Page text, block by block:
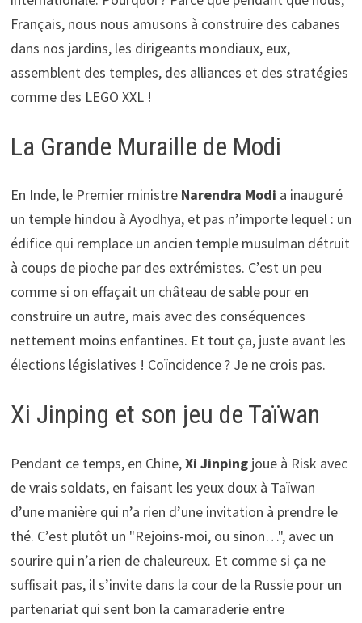
Français, nous nous amusons à construire des cabanes
dans nos jardins, les dirigeants mondiaux, eux,
assemblent des temples, des alliances et des stratégies
comme des LEGO XXL !
La Grande Muraille de Modi
En Inde, le Premier ministre Narendra Modi a inauguré
un temple hindou à Ayodhya, et pas n’importe lequel : un
édifice qui remplace un ancien temple musulman détruit
à coups de pioche par des extrémistes. C’est un peu
comme si on effaçait un château de sable pour en
construire un autre, mais avec des conséquences
nettement moins enfantines. Et tout ça, juste avant les
élections législatives ! Coïncidence ? Je ne crois pas.
Xi Jinping et son jeu de Taïwan
Pendant ce temps, en Chine,Xi Jinpingjoue à Risk avec
de vrais soldats, en faisant les yeux doux à Taïwan
d’une manière qui n’a rien d’une invitation à prendre le
thé. C’est plutôt un "Rejoins-moi, ou sinon…", avec un
sourire qui n’a rien de chaleureux. Et comme si ça ne
suffisait pas, il s’invite dans la cour de la Russie pour un
partenariat qui sent bon la camaraderie entre